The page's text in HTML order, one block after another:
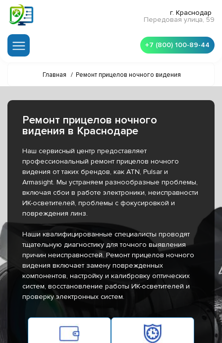
г. Краснодар
Передовая улица, 59
+7 (800) 100-89-44
Главная / Ремонт прицелов ночного видения
Ремонт прицелов ночного
видения в Краснодаре
Наш сервисный центр предоставляет
профессиональный ремонт прицелов ночного
видения от таких брендов, как ATN, Pulsar и
Armasight. Мы устраняем разнообразные проблемы,
включая сбои в работе электроники, неисправности
ИК-осветителей, проблемы с фокусировкой и
повреждения линз.
Наши квалифицированные специалисты проводят
тщательную диагностику для точного выявления
причин неисправностей. Ремонт прицелов ночного
видения включает замену поврежденных
компонентов, настройку и калибровку оптических
систем, восстановление работы ИК-осветителей и
проверку электронных систем.